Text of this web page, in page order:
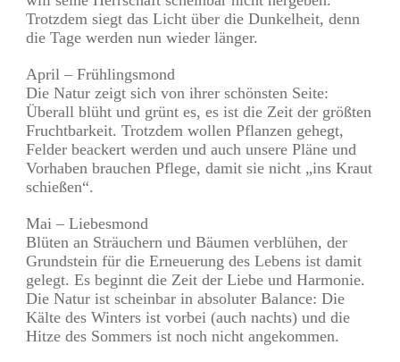
Trotzdem siegt das Licht über die Dunkelheit, denn
die Tage werden nun wieder länger.
April – Frühlingsmond
Die Natur zeigt sich von ihrer schönsten Seite:
Überall blüht und grünt es, es ist die Zeit der größten
Fruchtbarkeit. Trotzdem wollen Pflanzen gehegt,
Felder beackert werden und auch unsere Pläne und
Vorhaben brauchen Pflege, damit sie nicht „ins Kraut
schießen“.
Mai – Liebesmond
Blüten an Sträuchern und Bäumen verblühen, der
Grundstein für die Erneuerung des Lebens ist damit
gelegt. Es beginnt die Zeit der Liebe und Harmonie.
Die Natur ist scheinbar in absoluter Balance: Die
Kälte des Winters ist vorbei (auch nachts) und die
Hitze des Sommers ist noch nicht angekommen.